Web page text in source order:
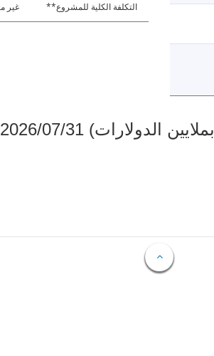
التكلفة الكلية للمشروع** غير
2026/07/31